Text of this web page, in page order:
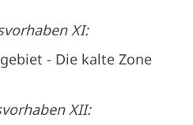
XI:
- Die kalte Zone
XII: